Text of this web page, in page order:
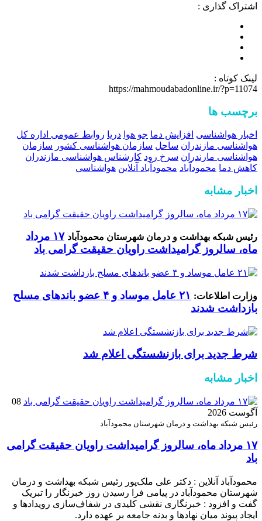
اشتراک گذاری :
لینک کوتاه :
https://mahmoudabadonline.ir/?p=11074
برچسب ها
اخبار هواشناسی افزایش دما جو هوا دریا روابط عمومی اداره کل
هواشناسی مازندران ساحل سازمان هواشناسی کشور سازمان
هواشناسی مازندران سرخ رود کارشناس هواشناسی مازندران
کاهش دما محمودآباد محمودآباد آنلاین هواشناسی
اخبار مشابه
رئیس شبکه بهداشت و درمان شهرستان محمودآباد
۱۷ مرداد
ماه، سالروز گرامیداشت راویان حقیقت گرامی باد
وزارت اطلاعات:
۲۱ عامل موساد و ۴ عضو باند‌های مسلح
بازداشت شدند
شرط جدید برای بازنشستگی اعلام شد
اخبار مشابه
08
آگوست 2026
رئیس شبکه بهداشت و درمان شهرستان محمودآباد
۱۷ مرداد ماه، سالروز گرامیداشت راویان حقیقت گرامی
باد
محمودآباد آنلاین : دکتر علی ملک‌پور رئیس شبکه بهداشت و درمان
شهرستان محمودآباد در پیامی فرا رسیدن روز خبرنگار را تبریک
گفت و افزود : خبرنگاری نقشی کلیدی در شفاف‌سازی رویدادها و
ایجاد پیوند میان نهادها و بدنه جامعه بر عهده دارد.